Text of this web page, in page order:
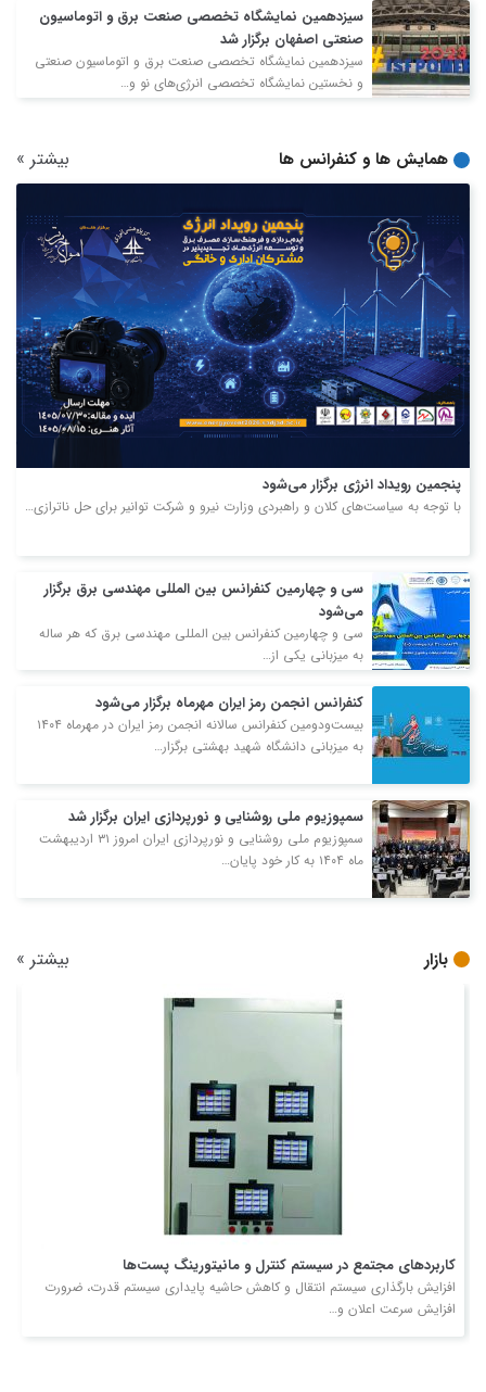
همایش ها و کنفرانس ها بیشتر »
پنجمین رویداد انرژی برگزار می‌شود
با توجه به سیاست‌های کلان و راهبردی وزارت نیرو و شرکت توانیر برای حل ناترازی…
سی و چهارمین کنفرانس بین المللی مهندسی برق برگزار
می‌شود
سی و چهارمین کنفرانس بین المللی مهندسی برق که هر ساله
به میزبانی یکی از…
کنفرانس انجمن رمز ایران مهرماه برگزار می‌شود
بیست‌ودومین کنفرانس سالانه انجمن رمز ایران در مهرماه ۱۴۰۴
به میزبانی دانشگاه شهید بهشتی برگزار…
سمپوزیوم ملی روشنایی و نورپردازی ایران برگزار شد
سمپوزیوم ملی روشنایی و نورپردازی ایران امروز ۳۱ اردیبهشت
ماه ۱۴۰۴ به کار خود پایان…
سیزدهمین نمایشگاه تخصصی صنعت برق و اتوماسیون
صنعتی اصفهان برگزار شد
سیزدهمین نمایشگاه تخصصی صنعت برق و اتوماسیون صنعتی
و نخستین نمایشگاه تخصصی انرژی‌های نو و…
بازار بیشتر »
کاربردهای مجتمع در سیستم کنترل و مانیتورینگ پست‌ها
افزایش بارگذاری سیستم انتقال و کاهش حاشیه پایداری سیستم قدرت، ضرورت
افزایش سرعت اعلان و…